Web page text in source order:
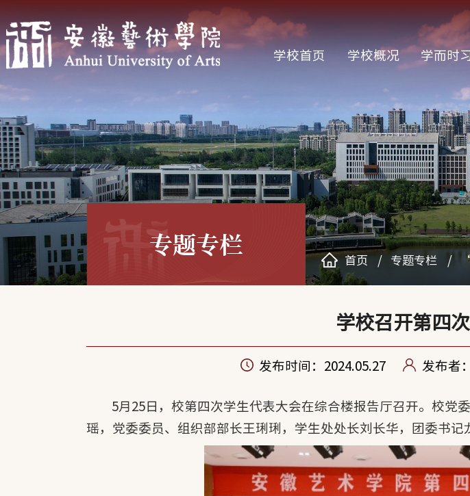
学校首页 学校概况 学而时
专题专栏 首页 专题专栏
学校召开第四
发布时间：2024.05.27 发布者
5月25日，校第四次学生代表大会在综合楼报告厅召开。校党
瑶，党委委员、组织部部长王琍琍，学生处处长刘长华，团委书记